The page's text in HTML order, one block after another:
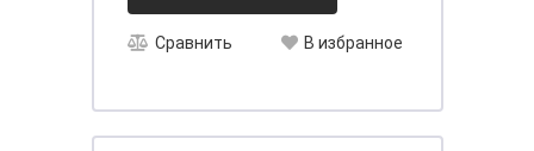
Сравнить В избранное